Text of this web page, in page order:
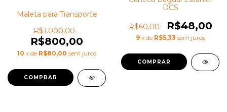
Maleta para Transporte
R$1.000,00
R$800,00
10 x de R$80,00 sem juros
DCS
R$60,00 R$48,00
9 x de R$5,33 sem juros